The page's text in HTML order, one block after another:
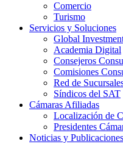
Comercio
Turismo
Servicios y Soluciones
Global
Academia Digital
Consejeros
Comisiones
Red de
Síndicos del SAT
Cámaras Afiliadas
Localización de
Presidentes
Noticias y Publicaciones